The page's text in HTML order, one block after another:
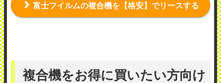
富士フイルムの複合機を【格安】でリースする
複合機をお得に買いたい方向け